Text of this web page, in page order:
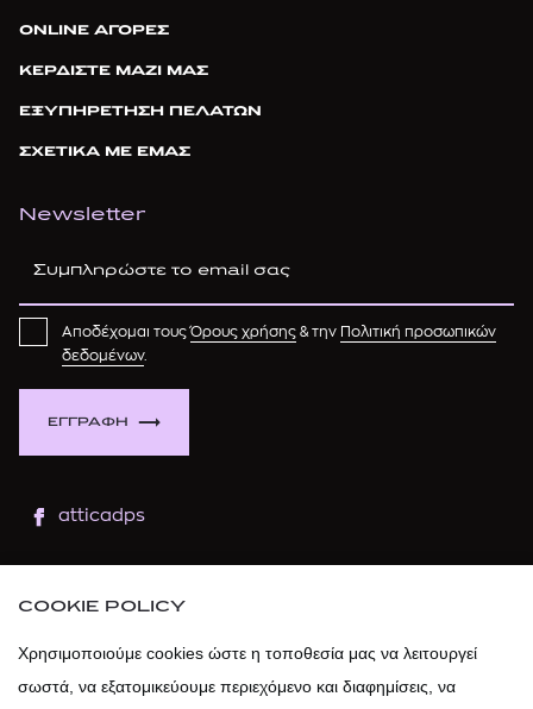
ONLINE ΑΓΟΡΕΣ
ΚΕΡΔΙΣΤΕ ΜΑΖΙ ΜΑΣ
ΕΞΥΠΗΡΕΤΗΣΗ ΠΕΛΑΤΩΝ
ΣΧΕΤΙΚΑ ΜΕ ΕΜΑΣ
Newsletter
ΕΓΓΡΑΦΗ
Αποδέχομαι τουςΌρους χρήσης & την
Πολιτική προσωπικών
δεδομένων.
atticadps
atticadps
COOKIE POLICY
Χρησιμοποιούμε cookies ώστε η τοποθεσία μας να λειτουργεί
σωστά, να εξατομικεύουμε περιεχόμενο και διαφημίσεις, να